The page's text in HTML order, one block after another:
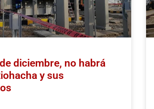
diciembre, no habrá
y sus